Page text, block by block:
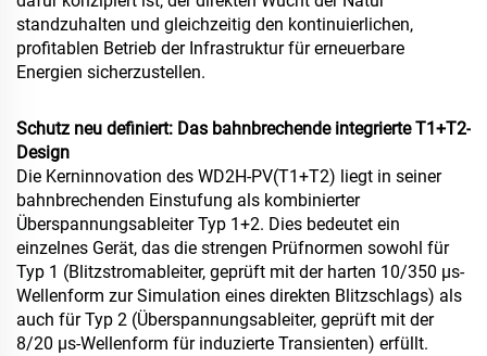
standzuhalten und gleichzeitig den kontinuierlichen,
profitablen Betrieb der Infrastruktur für erneuerbare
Energien sicherzustellen.
Schutz neu definiert: Das bahnbrechende integrierte T1+T2-
Design
Die Kerninnovation des WD2H-PV(T1+T2) liegt in seiner
bahnbrechenden Einstufung als kombinierter
Überspannungsableiter Typ 1+2. Dies bedeutet ein
einzelnes Gerät, das die strengen Prüfnormen sowohl für
Typ 1 (Blitzstromableiter, geprüft mit der harten 10/350 µs-
Wellenform zur Simulation eines direkten Blitzschlags) als
auch für Typ 2 (Überspannungsableiter, geprüft mit der
8/20 µs-Wellenform für induzierte Transienten) erfüllt.